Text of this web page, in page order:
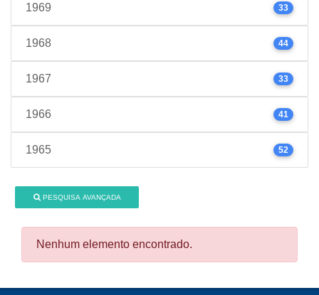
1969 33
1968 44
1967 33
1966 41
1965 52
PESQUISA AVANÇADA
Nenhum elemento encontrado.